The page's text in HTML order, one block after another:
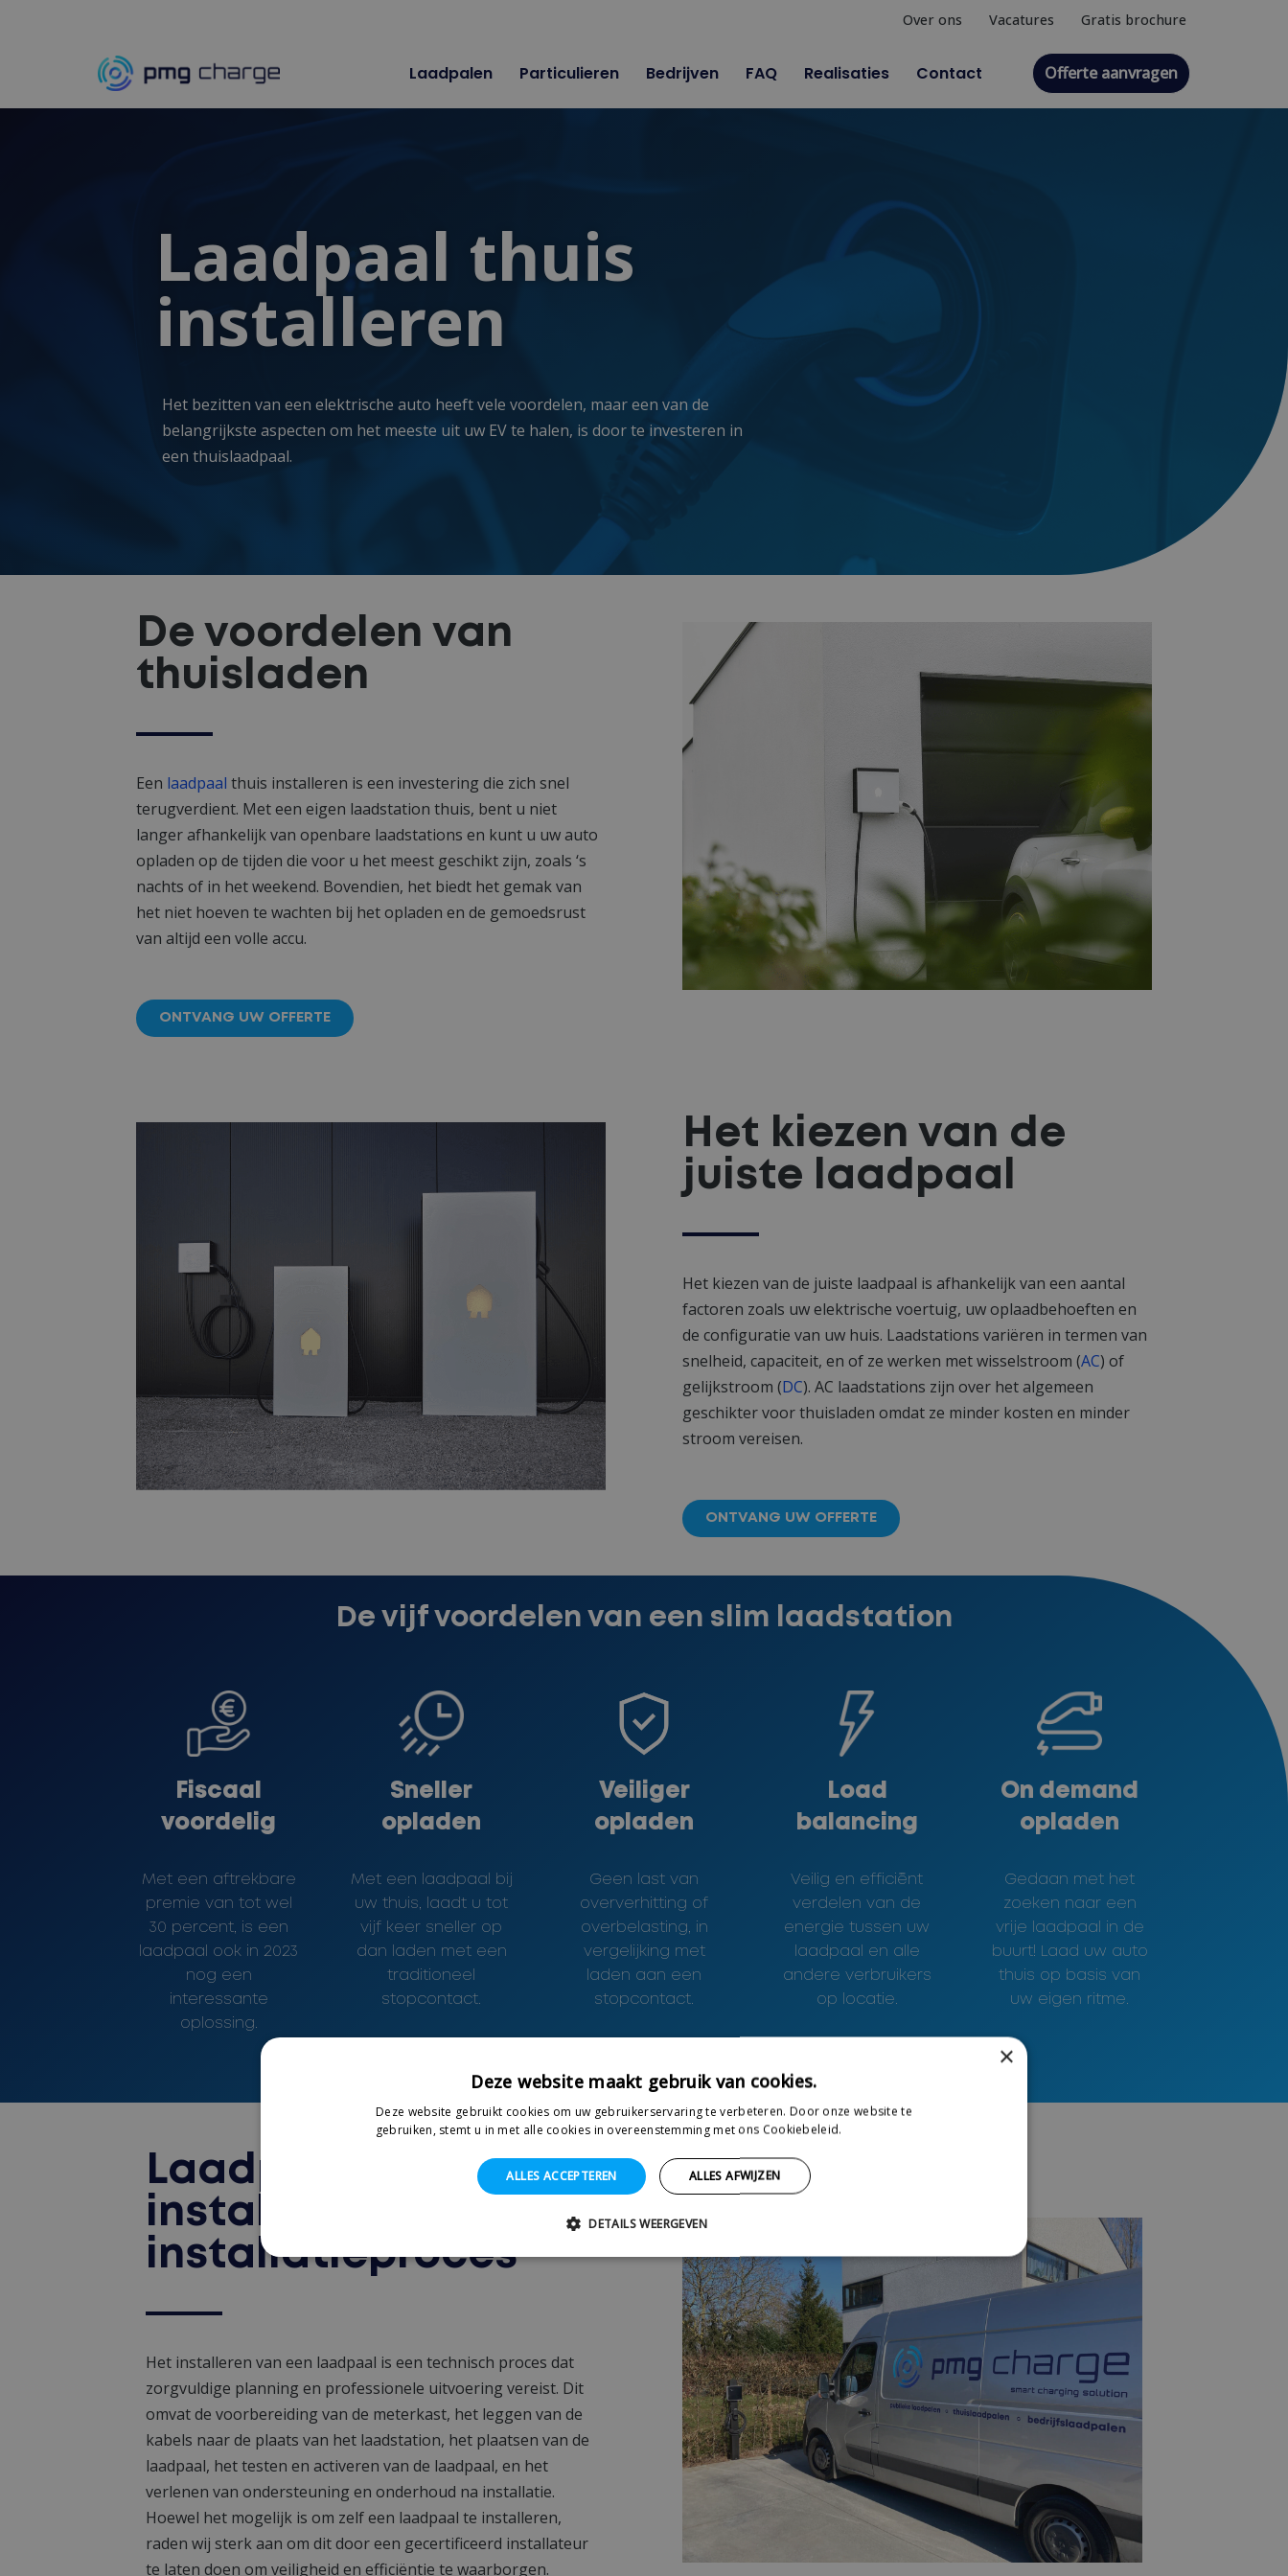
de
Over ons Vacatures Gratis brochure
Laadpalen Particulieren Bedrijven FAQ Realisaties Contact Offerte aanvragen
Laadpaal thuis
installeren
Het bezitten van een elektrische auto heeft vele voordelen, maar een van de
belangrijkste aspecten om het meeste uit uw EV te halen, is door te investeren in
een thuislaadpaal.
De voordelen van
thuisladen
Een laadpaal thuis installeren is een investering die zich snel
terugverdient. Met een eigen laadstation thuis, bent u niet
langer afhankelijk van openbare laadstations en kunt u uw auto
opladen op de tijden die voor u het meest geschikt zijn, zoals ‘s
nachts of in het weekend. Bovendien, het biedt het gemak van
het niet hoeven te wachten bij het opladen en de gemoedsrust
van altijd een volle accu.
ONTVANG UW OFFERTE
Het kiezen van de
juiste laadpaal
Het kiezen van de juiste laadpaal is afhankelijk van een aantal
factoren zoals uw elektrische voertuig, uw oplaadbehoeften en
de configuratie van uw huis. Laadstations variëren in termen van
snelheid, capaciteit, en of ze werken met wisselstroom (AC) of
gelijkstroom (DC). AC laadstations zijn over het algemeen
geschikter voor thuisladen omdat ze minder kosten en minder
stroom vereisen.
ONTVANG UW OFFERTE
De vijf voordelen van een slim laadstation
Fiscaal
voordelig
Met een aftrekbare
premie van tot wel
30 percent, is een
laadpaal ook in 2023
nog een
interessante
oplossing.
Sneller
opladen
Met een laadpaal bij
uw thuis, laadt u tot
vijf keer sneller op
dan laden met een
traditioneel
stopcontact.
Veiliger
opladen
Geen last van
oververhitting of
overbelasting, in
vergelijking met
laden aan een
stopcontact.
Load
balancing
Veilig en efficiënt
verdelen van de
energie tussen uw
laadpaal en alle
andere verbruikers
op locatie.
On demand
opladen
Gedaan met het
zoeken naar een
vrije laadpaal in de
buurt! Laad uw auto
thuis op basis van
uw eigen ritme.
Laadpaal thuis
installeren: het
installatieproces
Het installeren van een laadpaal is een technisch proces dat
zorgvuldige planning en professionele uitvoering vereist. Dit
omvat de voorbereiding van de meterkast, het leggen van de
kabels naar de plaats van het laadstation, het plaatsen van de
laadpaal, het testen en activeren van de laadpaal, en het
verlenen van ondersteuning en onderhoud na installatie.
Hoewel het mogelijk is om zelf een laadpaal te installeren,
raden wij sterk aan om dit door een gecertificeerd installateur
te laten doen om veiligheid en efficiëntie te waarborgen.
×
Deze website maakt gebruik van cookies.
Deze website gebruikt cookies om uw gebruikerservaring te verbeteren. Door onze website te
gebruiken, stemt u in met alle cookies in overeenstemming met ons Cookiebeleid.
ALLES ACCEPTEREN ALLES AFWIJZEN
DETAILS WEERGEVEN